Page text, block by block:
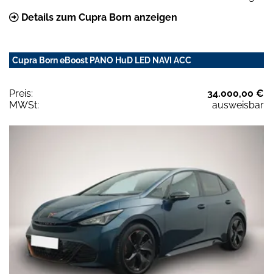
Details zum Cupra Born anzeigen
Cupra Born eBoost PANO HuD LED NAVI ACC
Preis:
34.000,00 €
MWSt:
ausweisbar